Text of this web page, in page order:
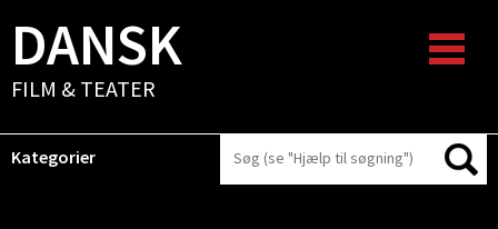
DANSK
FILM & TEATER
Kategorier